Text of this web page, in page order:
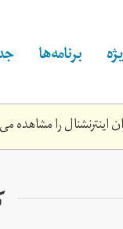
برنامه‌ها
را مشاهده